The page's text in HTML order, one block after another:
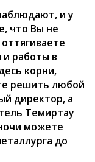
и у
что Вы не
работы в
корни,
решить любой
директор, а
Темиртау
можете
до